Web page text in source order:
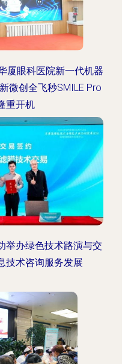
厦眼科医院新一代机器
微创全飞秒SMILE Pro
重开机
举办绿色技术路演与交
技术咨询服务发展